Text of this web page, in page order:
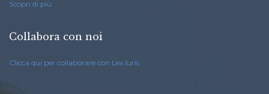
Scopri di più
Collabora con noi
Clicca qui per collaborare con Lex Iuris